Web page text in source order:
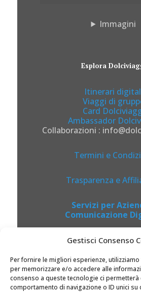
Gestisci Consenso
Per fornire le migliori esperienze,
per memorizzare e/o accedere alle
consenso a queste tecnologie ci
comportamento di navigazione o ID unici su
Immagini
Esplora
Itinerari
Viaggi di
Card
Ambassador
Collaborazioni :
Termini e
Trasparenza e
Servizi per
Comunicazione